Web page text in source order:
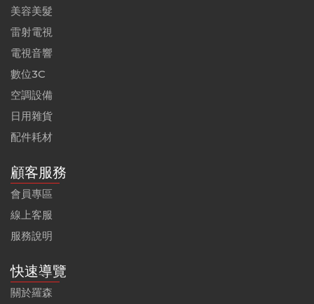
美容美髮
雷射電視
電視音響
數位3C
空調設備
日用雜貨
配件耗材
顧客服務
會員專區
線上客服
服務說明
快速導覽
關於羅森